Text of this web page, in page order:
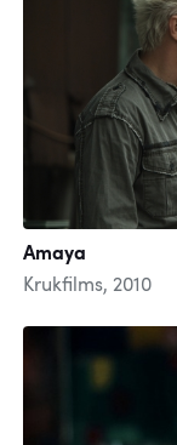
Amaya
Krukfilms, 2010